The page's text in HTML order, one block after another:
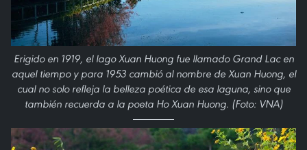
Erigido en 1919, el lago Xuan Huong fue llamado Grand Lac en
aquel tiempo y para 1953 cambió al nombre de Xuan Huong, el
cual no solo refleja la belleza poética de esa laguna, sino que
también recuerda a la poeta Ho Xuan Huong. (Foto: VNA)